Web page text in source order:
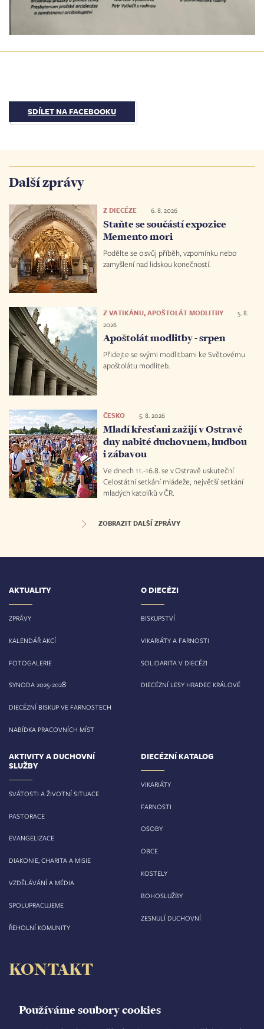
Používáme soubory cookies
SDÍLET NA FACEBOOKU
Další zprávy
Z DIECÉZE 6. 8. 2026
Staňte se součástí expozice
Memento mori
Podělte se o svůj příběh, vzpomínku nebo
zamyšlení nad lidskou konečností.
Z VATIKÁNU, APOŠTOLÁT MODLITBY
5. 8.
2026
Apoštolát modlitby - srpen
Přidejte se svými modlitbami ke Světovému
apoštolátu modliteb.
ČESKO 5. 8. 2026
Mladí křesťani zažijí v Ostravě
dny nabité duchovnem, hudbou
i zábavou
Ve dnech 11.-16.8. se v Ostravě uskuteční
Celostátní setkání mládeže, největší setkání
mladých katolíků v ČR.
ZOBRAZIT DALŠÍ ZPRÁVY
AKTUALITY
ZPRÁVY
KALENDÁŘ AKCÍ
FOTOGALERIE
SYNODA 2025-2028
DIECÉZNÍ BISKUP VE FARNOSTECH
NABÍDKA PRACOVNÍCH MÍST
O DIECÉZI
BISKUPSTVÍ
VIKARIÁTY A FARNOSTI
SOLIDARITA V DIECÉZI
DIECÉZNÍ LESY HRADEC KRÁLOVÉ
AKTIVITY A DUCHOVNÍ
SLUŽBY
SVÁTOSTI A ŽIVOTNÍ SITUACE
PASTORACE
EVANGELIZACE
DIAKONIE, CHARITA A MISIE
VZDĚLÁVÁNÍ A MÉDIA
SPOLUPRACUJEME
ŘEHOLNÍ KOMUNITY
DIECÉZNÍ KATALOG
VIKARIÁTY
FARNOSTI
OSOBY
OBCE
KOSTELY
BOHOSLUŽBY
ZESNULÍ DUCHOVNÍ
KONTAKT
Velké náměstí 35/44
500 03 Hradec Králové